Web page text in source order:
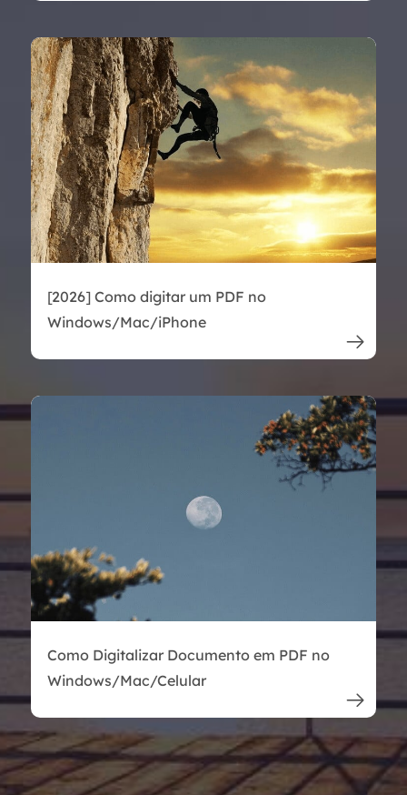
[2026] Como digitar um PDF no
Windows/Mac/iPhone

Como Digitalizar Documento em PDF no
Windows/Mac/Celular
